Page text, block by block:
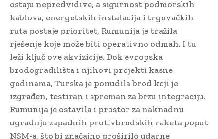
ostaju nepredvidive, a sigurnost podmorskih
kablova, energetskih instalacija i trgovačkih
ruta postaje prioritet, Rumunija je tražila
rješenje koje može biti operativno odmah. I tu
leži ključ ove akvizicije. Dok evropska
brodogradilišta i njihovi projekti kasne
godinama, Turska je ponudila brod koji je
izgrađen, testiran i spreman za brzu integraciju.
Rumunija je ostavila i prostor za naknadnu
ugradnju zapadnih protivbrodskih raketa poput
NSM-a, što bi značajno proširilo udarne